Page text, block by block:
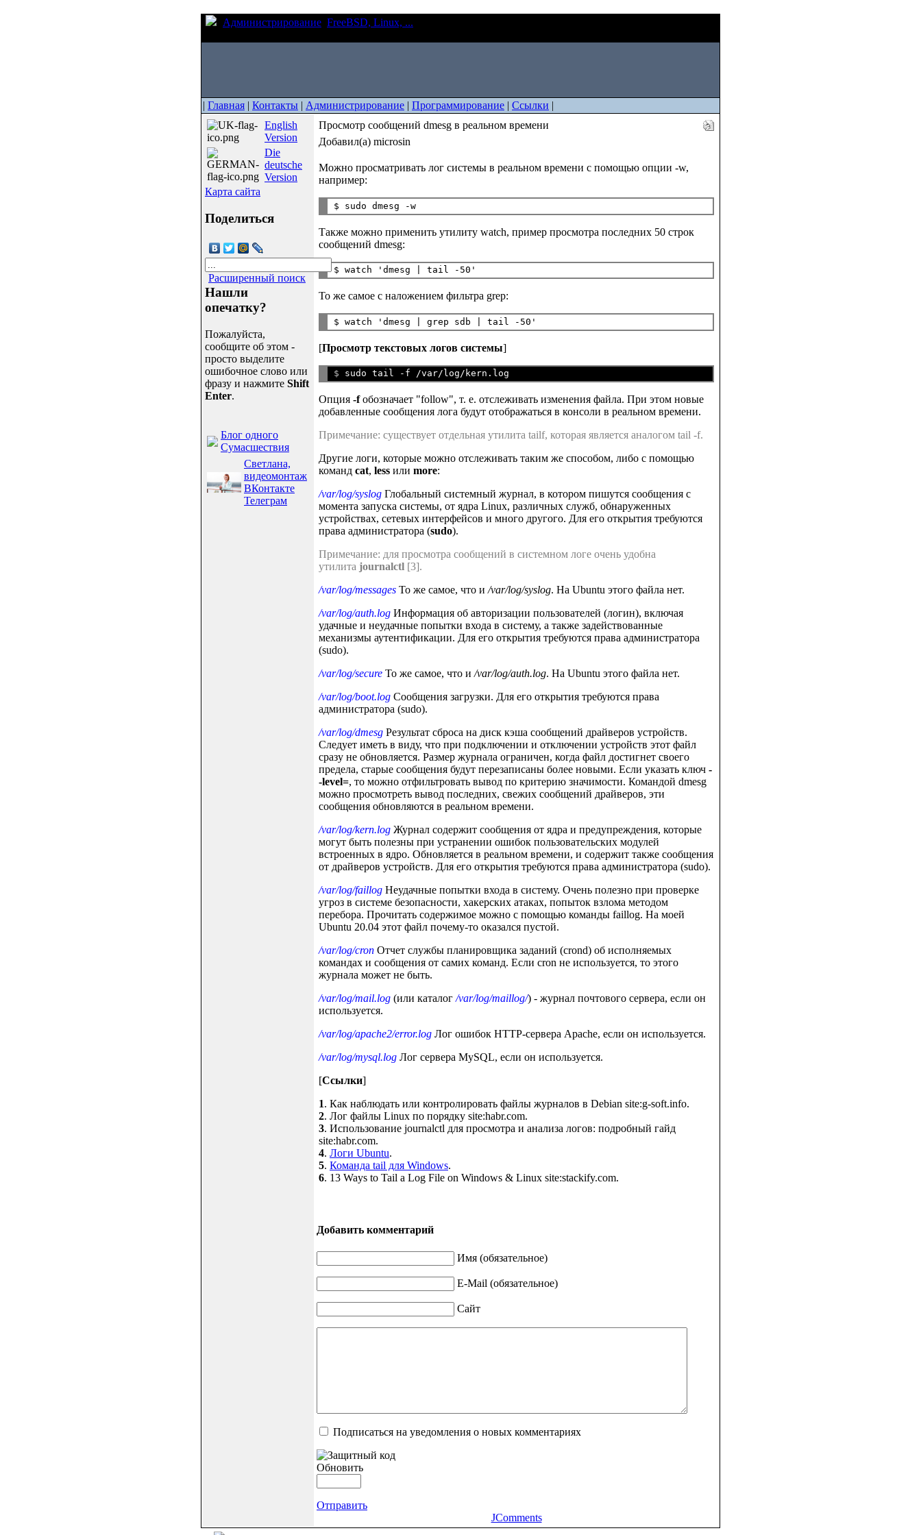
Администрирование FreeBSD, Linux, ...
| Главная | Контакты | Администрирование | Программирование | Ссылки |
English
Version
Die
deutsche
Version
Карта сайта
Поделиться
Расширенный поиск
Нашли
опечатку?
Пожалуйста,
сообщите об этом -
просто выделите
ошибочное слово или
фразу и нажмите Shift
Enter.
Блог одного
Сумасшествия
Светлана,
видеомонтаж
ВКонтакте
Телеграм
Просмотр сообщений dmesg в реальном времени
Добавил(а) microsin
Можно просматривать лог системы в реальном времени с помощью опции -w,
например:
Также можно применить утилиту watch, пример просмотра последних 50 строк
сообщений dmesg:
То же самое с наложением фильтра grep:
$ watch 'dmesg | grep sdb | tail -50'
[Просмотр текстовых логов системы]
$
Опция -fобозначает "follow", т. е. отслеживать изменения файла. При этом новые
добавленные сообщения лога будут отображаться в консоли в реальном времени.
Примечание: существует отдельная утилита tailf, которая является аналогом tail -f.
Другие логи, которые можно отслеживать таким же способом, либо с помощью
команд cat, less или more:
/var/log/syslog Глобальный системный журнал, в котором пишутся сообщения с
момента запуска системы, от ядра Linux, различных служб, обнаруженных
устройствах, сетевых интерфейсов и много другого. Для его открытия требуются
права администратора (sudo).
Примечание: для просмотра сообщений в системном логе очень удобна
утилита journalctl [3].
/var/log/messages То же самое, что и /var/log/syslog. На Ubuntu этого файла нет.
/var/log/auth.log Информация об авторизации пользователей (логин), включая
удачные и неудачные попытки входа в систему, а также задействованные
механизмы аутентификации. Для его открытия требуются права администратора
(sudo).
/var/log/secure То же самое, что и /var/log/auth.log. На Ubuntu этого файла нет.
/var/log/boot.log Сообщения загрузки. Для его открытия требуются права
администратора (sudo).
/var/log/dmesg Результат сброса на диск кэша сообщений драйверов устройств.
Следует иметь в виду, что при подключении и отключении устройств этот файл
сразу не обновляется. Размер журнала ограничен, когда файл достигнет своего
предела, старые сообщения будут перезаписаны более новыми. Если указать ключ -
-level=, то можно отфильтровать вывод по критерию значимости. Командой dmesg
можно просмотреть вывод последних, свежих сообщений драйверов, эти
сообщения обновляются в реальном времени.
/var/log/kern.log Журнал содержит сообщения от ядра и предупреждения, которые
могут быть полезны при устранении ошибок пользовательских модулей
встроенных в ядро. Обновляется в реальном времени, и содержит также сообщения
от драйверов устройств. Для его открытия требуются права администратора (sudo).
/var/log/faillog Неудачные попытки входа в систему. Очень полезно при проверке
угроз в системе безопасности, хакерских атаках, попыток взлома методом
перебора. Прочитать содержимое можно с помощью команды faillog. На моей
Ubuntu 20.04 этот файл почему-то оказался пустой.
/var/log/cron Отчет службы планировщика заданий (crond) об исполняемых
командах и сообщения от самих команд. Если cron не используется, то этого
журнала может не быть.
/var/log/mail.log (или каталог /var/log/maillog/) - журнал почтового сервера, если он
используется.
/var/log/apache2/error.log Лог ошибок HTTP-сервера Apache, если он используется.
/var/log/mysql.log Лог сервера MySQL, если он используется.
[Ссылки]
1. Как наблюдать или контролировать файлы журналов в Debian site:g-soft.info.
2. Лог файлы Linux по порядку site:habr.com.
3. Использование journalctl для просмотра и анализа логов: подробный гайд
site:habr.com.
4. Логи Ubuntu.
5. Команда tail для Windows.
6. 13 Ways to Tail a Log File on Windows & Linux site:stackify.com.
Добавить комментарий
Имя (обязательное)
E-Mail (обязательное)
Сайт
Подписаться на уведомления о новых комментариях
Обновить
Отправить
JComments